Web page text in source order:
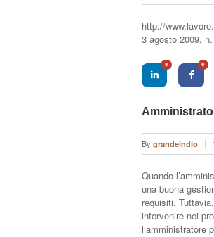
http://
3 agosto 2009,
0 0
By grandeindio
Quando
una buona
requisiti.
intervenire nei
l’amministratore